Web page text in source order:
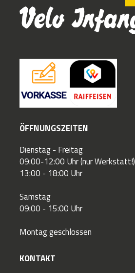
ÖFFNUNGSZEITEN
Dienstag - Freitag
09:00-12:00 Uhr (nur Werkstatt!)
13:00 - 18:00 Uhr
Samstag
09:00 - 15:00 Uhr
Montag geschlossen
KONTAKT